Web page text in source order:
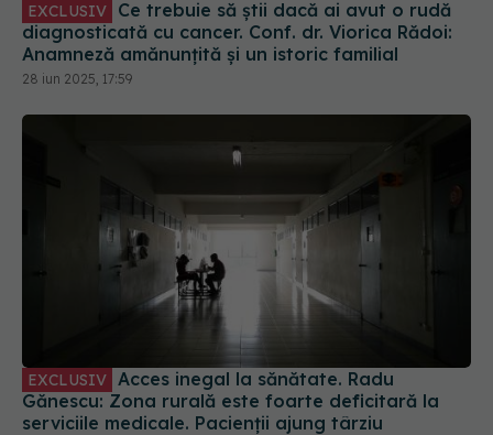
EXCLUSIV
diagnosticată cu cancer. Conf. dr. Viorica Rădoi:
Anamneză amănunțită și un istoric familial
28 iun 2025, 17:59
EXCLUSIV
Gănescu: Zona rurală este foarte deficitară la
serviciile medicale. Pacienții ajung târziu